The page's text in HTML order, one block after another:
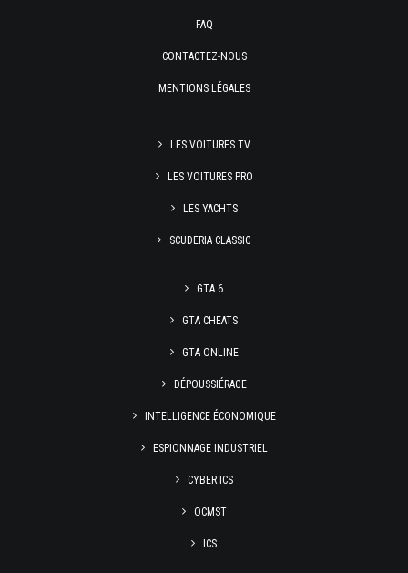
FAQ
CONTACTEZ-NOUS
MENTIONS LÉGALES
LES VOITURES TV
LES VOITURES PRO
LES YACHTS
SCUDERIA CLASSIC
GTA 6
GTA CHEATS
GTA ONLINE
DÉPOUSSIÉRAGE
INTELLIGENCE ÉCONOMIQUE
ESPIONNAGE INDUSTRIEL
CYBER ICS
OCMST
ICS